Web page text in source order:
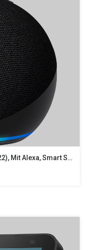
Amazon Echo Dot (5. Generation, 2022), Mit Alexa, Smart Speaker